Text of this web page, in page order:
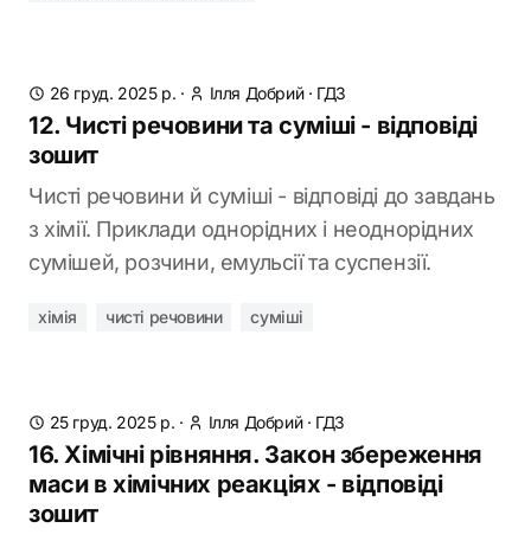
26 груд. 2025 р. · Ілля Добрий· ГДЗ
12. Чисті речовини та суміші - відповіді
зошит
Чисті речовини й суміші - відповіді до завдань
з хімії. Приклади однорідних і неоднорідних
сумішей, розчини, емульсії та суспензії.
хімія чисті речовини суміші
25 груд. 2025 р. · Ілля Добрий· ГДЗ
16. Хімічні рівняння. Закон збереження
маси в хімічних реакціях - відповіді
зошит